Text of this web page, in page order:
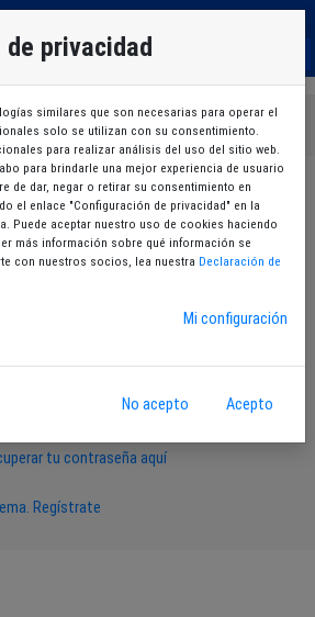
Iniciar sesión
y contraseña
tu contraseña aquí
Regístrate
privacidad
similares que son necesarias para operar el
solo se utilizan con su consentimiento.
para realizar análisis del uso del sitio web.
para brindarle una mejor experiencia de usuario
de dar, negar o retirar su consentimiento en
el enlace "Configuración de privacidad" en la
Puede aceptar nuestro uso de cookies haciendo
más información sobre qué información se
con nuestros socios, lea nuestra Declaración de
Mi configuración
No acepto Acepto